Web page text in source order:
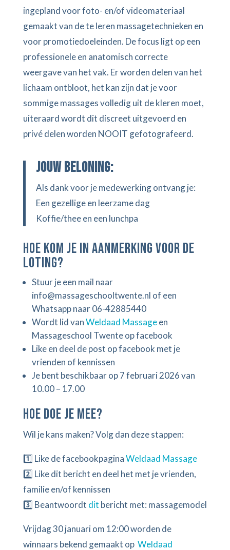
ingepland voor foto- en/of videomateriaal
gemaakt van de te leren massagetechnieken en
voor promotiedoeleinden. De focus ligt op een
professionele en anatomisch correcte
weergave van het vak. Er worden delen van het
lichaam ontbloot, het kan zijn dat je voor
sommige massages volledig uit de kleren moet,
uiteraard wordt dit discreet uitgevoerd en
privé delen worden NOOIT gefotografeerd.
Jouw beloning:
Als dank voor je medewerking ontvang je:
Een gezellige en leerzame dag
Koffie/thee en een lunchpa
Hoe kom je in aanmerking voor de
loting?
Stuur je een mail naar
info@massageschooltwente.nl of een
Whatsapp naar 06-42885440
Wordt lid vanWeldaad Massageen
Massageschool Twente op facebook
Like en deel de post op facebook met je
vrienden of kennissen
Je bent beschikbaar op 7 februari 2026 van
10.00 – 17.00
Hoe doe je mee?
Wil je kans maken? Volg dan deze stappen:
1️⃣ Like de facebookpaginaWeldaad Massage
2️⃣ Like dit bericht en deel het met je vrienden,
familie en/of kennissen
3️⃣ Beantwoordt dit bericht met: massagemodel
Vrijdag 30 januari om 12:00 worden de
winnaars bekend gemaakt op Weldaad